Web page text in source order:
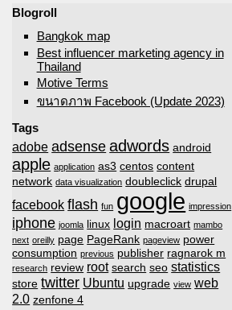
Blogroll
Bangkok map
Best influencer marketing agency in
Thailand
Motive Terms
ขนาดภาพ Facebook (Update 2023)
Tags
adobe adsense adwords android
apple application as3 centos content
network data visualization doubleclick drupal
facebook flash fun google impression
iphone joomla linux login macroart mambo
next oreilly page PageRank pageview power
consumption previous publisher ragnarok m
research review root search seo statistics
store twitter Ubuntu upgrade view web
2.0 zenfone 4